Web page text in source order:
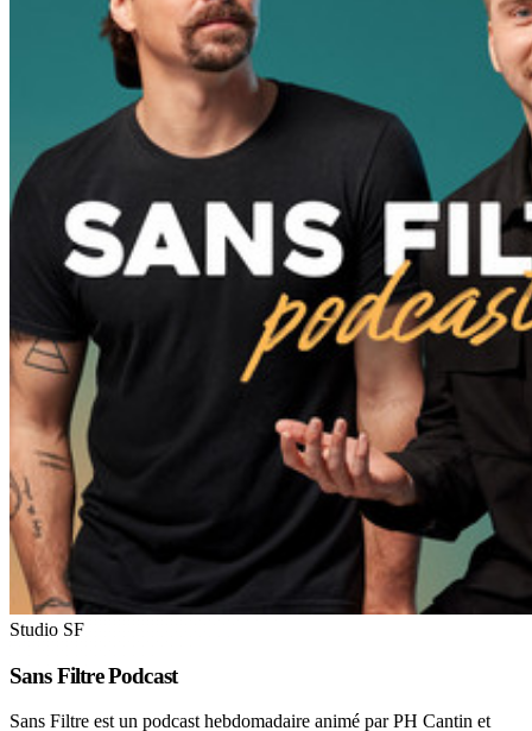
Studio SF
Sans Filtre Podcast
Sans Filtre est un podcast hebdomadaire animé par PH Cantin et